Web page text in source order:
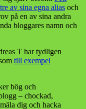
av sina egna alias och
på en av sina andra
bloggares namn och
T har tydligen
till exempel
bög och
– chockad,
dig och hacka